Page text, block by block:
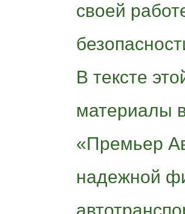
своей
В тексте
материалы
«Премьер
надежной